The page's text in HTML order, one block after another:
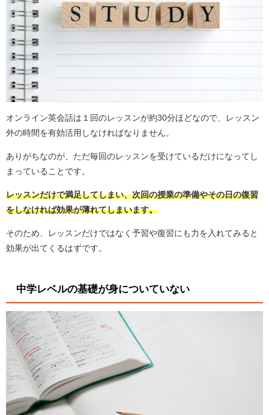
オンライン英会話は１回のレッスンが約30分ほどなので、レッスン
外の時間を有効活用しなければなりません。
ありがちなのが、ただ毎回のレッスンを受けているだけになってし
まっていることです。
レッスンだけで満足してしまい、次回の授業の準備やその日の復習
をしなければ効果が薄れてしまいます。
そのため、レッスンだけではなく予習や復習にも力を入れてみると
効果が出てくるはずです。
中学レベルの基礎が身についていない